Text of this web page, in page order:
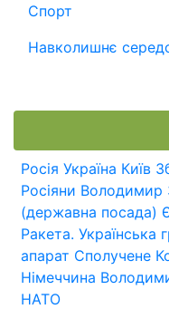
Спорт
Навколишнє
Росія Україна Київ
Росіяни Володимир
(державна посада)
Ракета. Українська
апарат Сполучене
Німеччина
НАТО